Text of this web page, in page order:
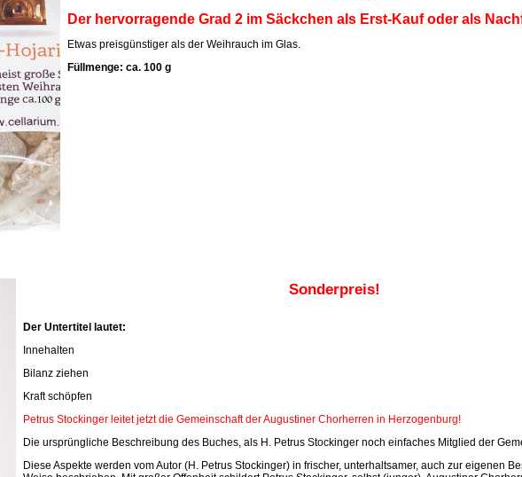
Der hervorragende Grad 2 im Säckchen als Erst-Kauf oder als
Etwas preisgünstiger als der Weihrauch im Glas.
Füllmenge: ca. 100 g
Sonderpreis!
Der Untertitel lautet:
Innehalten
Bilanz ziehen
Kraft schöpfen
Petrus Stockinger leitet jetzt die Gemeinschaft der Augustiner Chorherren in Herzogenburg!
Die ursprüngliche Beschreibung des Buches, als H. Petrus Stockinger noch einfaches Mitglied der
Diese Aspekte werden vom Autor (H. Petrus Stockinger) in frischer, unterhaltsamer, auch zur eigenen